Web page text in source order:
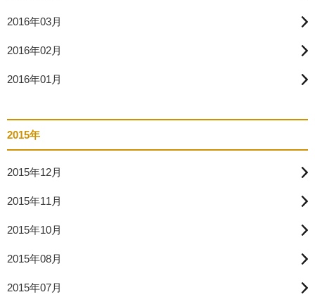
2016年03月
2016年02月
2016年01月
2015年
2015年12月
2015年11月
2015年10月
2015年08月
2015年07月